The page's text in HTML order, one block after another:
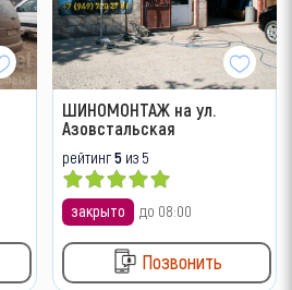
ШИНОМОНТАЖ на ул.
Азовстальская
рейтинг5 из 5
закрыто до 08:00
Позвонить